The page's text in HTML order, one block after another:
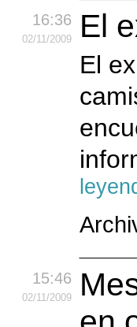
16:36
02/11/2009 El
El
15:46
02/11/2009